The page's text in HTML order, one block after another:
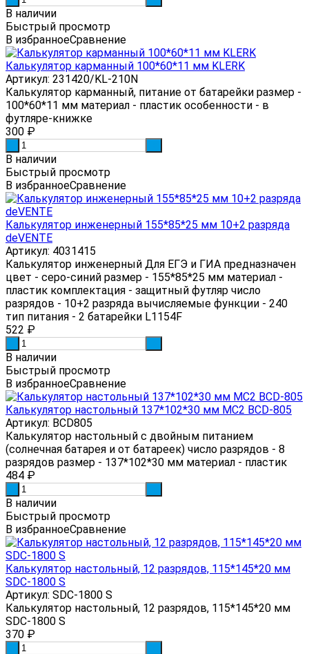
В наличии
Быстрый просмотр
В избранноеСравнение
Калькулятор карманный 100*60*11 мм KLERK
Артикул: 231420/KL-210N
Калькулятор карманный, питание от батарейки размер -
100*60*11 мм материал - пластик особенности - в
футляре-книжке
300 ₽
В наличии
Быстрый просмотр
В избранноеСравнение
Калькулятор инженерный 155*85*25 мм 10+2 разряда
deVENTE
Артикул: 4031415
Калькулятор инженерный Для ЕГЭ и ГИА предназначен
цвет - серо-синий размер - 155*85*25 мм материал -
пластик комплектация - защитный футляр число
разрядов - 10+2 разряда вычисляемые функции - 240
тип питания - 2 батарейки L1154F
522 ₽
В наличии
Быстрый просмотр
В избранноеСравнение
Калькулятор настольный 137*102*30 мм MC2 BCD-805
Артикул: BCD805
Калькулятор настольный с двойным питанием
(солнечная батарея и от батареек) число разрядов - 8
разрядов размер - 137*102*30 мм материал - пластик
484 ₽
В наличии
Быстрый просмотр
В избранноеСравнение
Калькулятор настольный, 12 разрядов, 115*145*20 мм
SDC-1800 S
Артикул: SDC-1800 S
Калькулятор настольный, 12 разрядов, 115*145*20 мм
SDC-1800 S
370 ₽